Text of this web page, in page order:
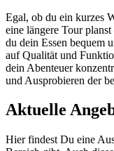
Egal, ob du ‌ein kurzes
eine längere Tour⁢
du ⁢dein Essen bequem
auf Qualität und
dein ⁤Abenteuer
und Ausprobieren der⁢
Aktuelle
Hier findest Du eine